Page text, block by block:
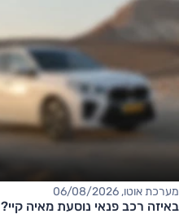
מערכת אוטו, 06/08/2026
באיזה רכב פנאי נוסעת מאיה קיי?